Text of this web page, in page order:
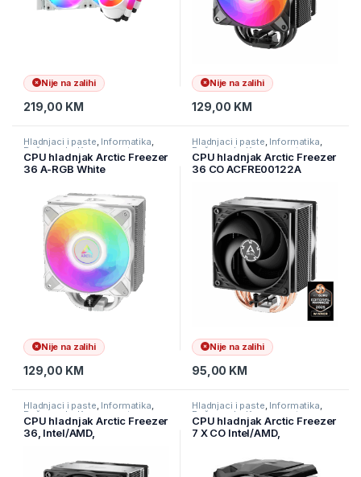
Nije na zalihi
219,00 KM
Nije na zalihi
129,00 KM
Hladnjaci i paste, Informatika,
Računarske Komponente
CPU hladnjak Arctic Freezer
36 A-RGB White
Nije na zalihi
129,00 KM
Hladnjaci i paste, Informatika,
Računarske Komponente
CPU hladnjak Arctic Freezer
36 CO ACFRE00122A
Nije na zalihi
95,00 KM
Hladnjaci i paste, Informatika,
Računarske Komponente
CPU hladnjak Arctic Freezer
36, Intel/AMD,
Hladnjaci i paste, Informatika,
Računarske Komponente
CPU hladnjak Arctic Freezer
7 X CO Intel/AMD,
51,1150,AM5,AM4,AM3(+),F
M1,FM2(+), ACFRE00085A